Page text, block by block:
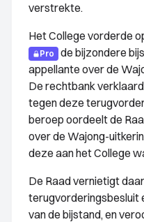
verstrekte.
Het College vorderde
Pro
de bijzondere
appellante over de
De rechtbank
tegen deze
beroep oordeelt de
over de Wajong-
deze aan het College
De Raad vernietigt
terugvorderingsbesluit
van de bijstand, en